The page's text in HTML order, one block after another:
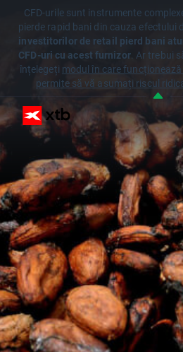
CFD-urile sunt instrumente
pierde rapid bani din cauza efectului
investitorilor de retail pierd bani
CFD-uri cu acest furnizor. Ar trebui
înțelegeți modul în care
permite să vă asumați riscul